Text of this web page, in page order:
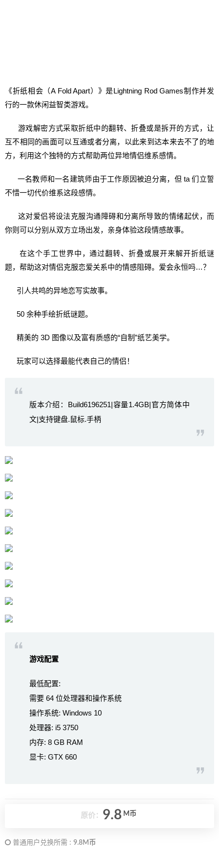
《折纸相会（A Fold Apart）》是Lightning Rod Games制作并发
行的一款休闲益智类游戏。
游戏解密方式采取折纸中的翻转、折叠或是拆开的方式，让
互不相同的画面可以互通或者分离，以此来到达本来去不了的地
方，利用这个独特的方式帮助两位异地情侣维系感情。
一名教师和一名建筑师由于工作原因被迫分离，但 ta 们立誓
不惜一切代价维系这段感情。
这对爱侣将设法克服沟通障碍和分离所导致的情绪起伏，而
你则可以分别从双方立场出发，亲身体验这段情感故事。
在这个手工世界中，通过翻转、折叠或展开来解开折纸谜
题，帮助这对情侣克服恋爱关系中的情感阻碍。爱会永恒吗…？
引人共鸣的异地恋写实故事。
50 余种手绘折纸谜题。
精美的 3D 图像以及富有质感的“自制”纸艺美学。
玩家可以选择最能代表自己的情侣！
版本介绍：Build6196251|容量1.4GB|官方简体中
文|支持键盘.鼠标.手柄
游戏配置
最低配置:
需要 64 位处理器和操作系统
操作系统: Windows 10
处理器: i5 3750
内存: 8 GB RAM
显卡: GTX 660
原价： 9.8 M币
普通用户兑换所需 : 9.8M币